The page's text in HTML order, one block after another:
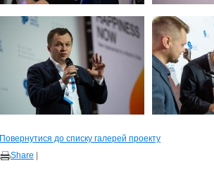
Повернутися до списку галерей проекту
Share